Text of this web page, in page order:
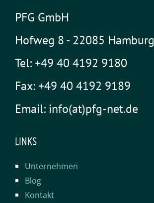
PFG GmbH
Hofweg 8 - 22085 Hamburg
Tel: +49 40 4192 9180
Fax: +49 40 4192 9189
Email: info(at)pfg-net.de
LINKS
Unternehmen
Blog
Kontakt